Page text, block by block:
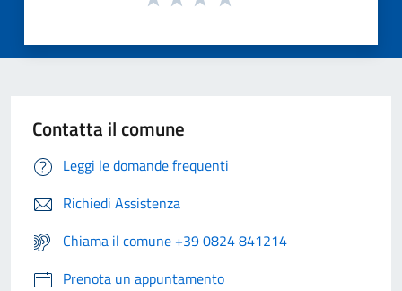
Contatta il comune
Leggi le domande frequenti
Richiedi Assistenza
Chiama il comune +39 0824 841214
Prenota un appuntamento